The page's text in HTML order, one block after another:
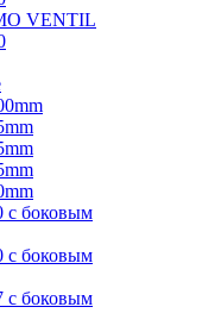
VENTIL
с боковым
с боковым
с боковым